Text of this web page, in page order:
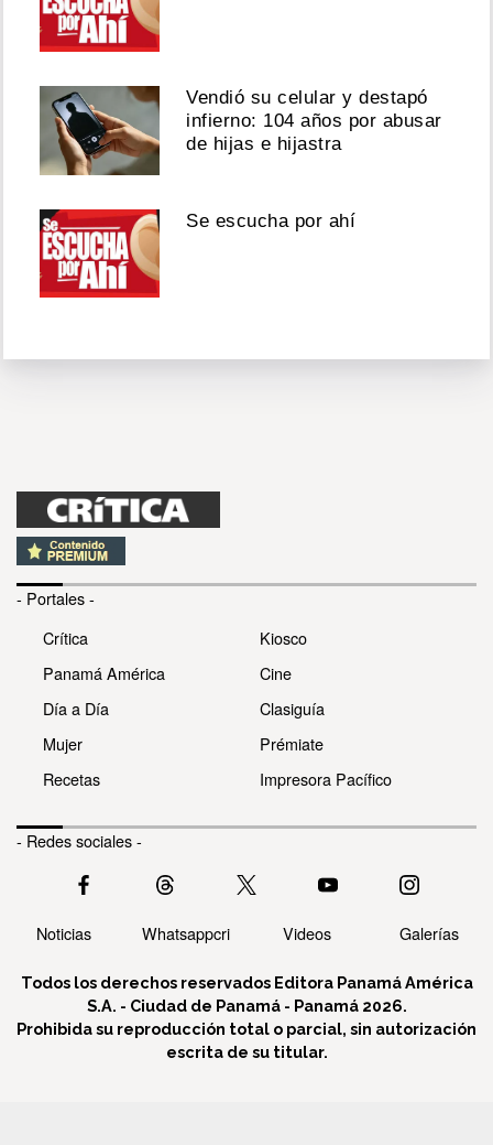
Vendió su celular y destapó
infierno: 104 años por abusar
de hijas e hijastra
Se escucha por ahí
- Portales -
Crítica
Panamá América
Día a Día
Mujer
Recetas
Kiosco
Cine
Clasiguía
Prémiate
Impresora Pacífico
- Redes sociales -
Noticias Whatsappcri Videos Galerías
Todos los derechos reservados Editora Panamá América
S.A. - Ciudad de Panamá - Panamá 2026.
Prohibida su reproducción total o parcial, sin autorización
escrita de su titular.